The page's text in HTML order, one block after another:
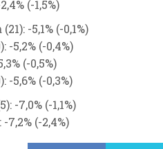
(-1,5%)
-5,1% (-0,1%)
-5,2% (-0,4%)
(-0,5%)
-5,6% (-0,3%)
-7,0% (-1,1%)
7,2% (-2,4%)